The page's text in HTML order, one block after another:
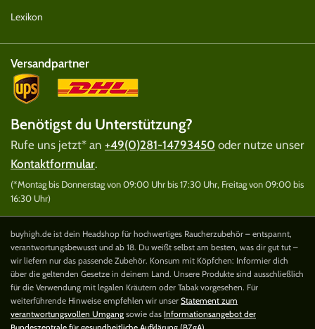
Lexikon
Versandpartner
Benötigst du Unterstützung?
Rufe uns jetzt* an +49(0)281-14793450 oder nutze unser
Kontaktformular.
(*Montag bis Donnerstag von 09:00 Uhr bis 17:30 Uhr, Freitag von 09:00 bis
16:30 Uhr)
buyhigh.de ist dein Headshop für hochwertiges Raucherzubehör – entspannt,
verantwortungsbewusst und ab 18. Du weißt selbst am besten, was dir gut tut –
wir liefern nur das passende Zubehör. Konsum mit Köpfchen: Informier dich
über die geltenden Gesetze in deinem Land. Unsere Produkte sind ausschließlich
für die Verwendung mit legalen Kräutern oder Tabak vorgesehen. Für
weiterführende Hinweise empfehlen wir unser Statement zum
verantwortungsvollen Umgang sowie das Informationsangebot der